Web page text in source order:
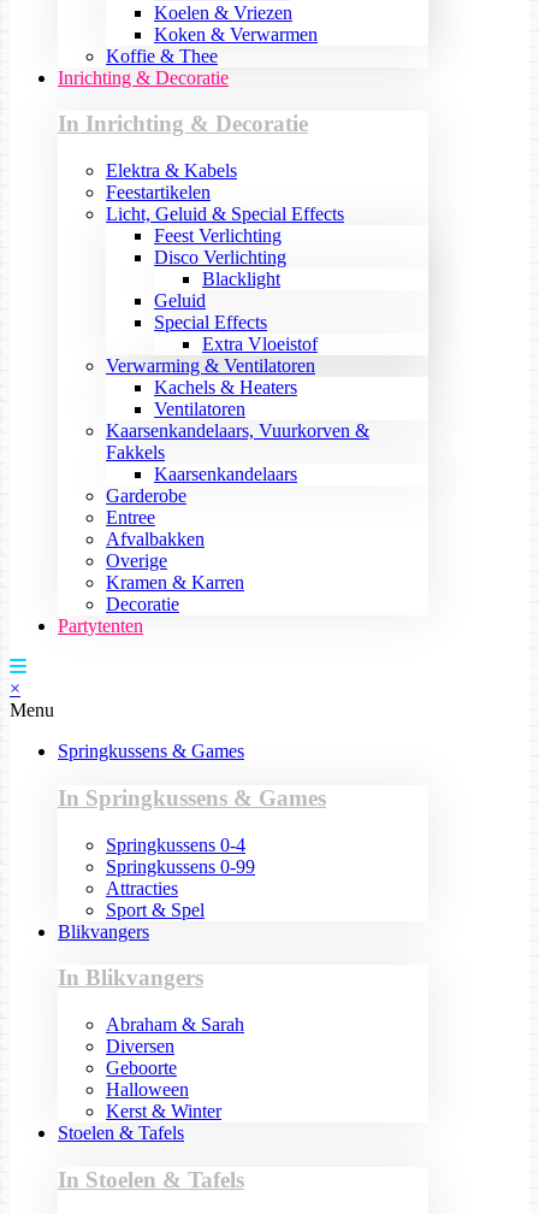
Koelen & Vriezen
Koken & Verwarmen
Koffie & Thee
Inrichting & Decoratie
In Inrichting & Decoratie
Elektra & Kabels
Feestartikelen
Licht, Geluid & Special Effects
Feest Verlichting
Disco Verlichting
Blacklight
Geluid
Special Effects
Extra Vloeistof
Verwarming & Ventilatoren
Kachels & Heaters
Ventilatoren
Kaarsenkandelaars, Vuurkorven &
Fakkels
Kaarsenkandelaars
Garderobe
Entree
Afvalbakken
Overige
Kramen & Karren
Decoratie
Partytenten
×
Menu
Springkussens & Games
In Springkussens & Games
Springkussens 0-4
Springkussens 0-99
Attracties
Sport & Spel
Blikvangers
In Blikvangers
Abraham & Sarah
Diversen
Geboorte
Halloween
Kerst & Winter
Stoelen & Tafels
In Stoelen & Tafels